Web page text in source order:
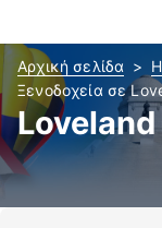
Αρχική σελίδα
Ξενοδοχεία σε
Loveland